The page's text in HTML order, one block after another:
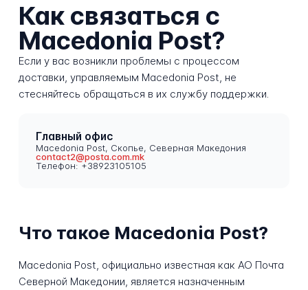
Как связаться с
Macedonia Post?
Если у вас возникли проблемы с процессом
доставки, управляемым Macedonia Post, не
стесняйтесь обращаться в их службу поддержки.
Главный офис
Macedonia Post, Скопье, Северная Македония
contact2@posta.com.mk
Телефон: +38923105105
Что такое Macedonia Post?
Macedonia Post, официально известная как АО Почта
Северной Македонии, является назначенным